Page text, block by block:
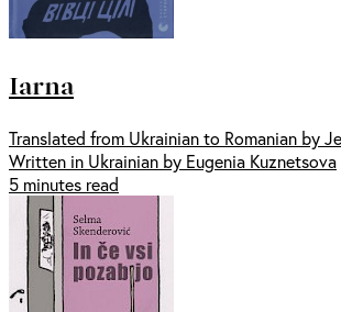
Iarna
Translated from Ukrainian to Romanian by
Written in Ukrainian by Eugenia Kuznetsova
5 minutes read